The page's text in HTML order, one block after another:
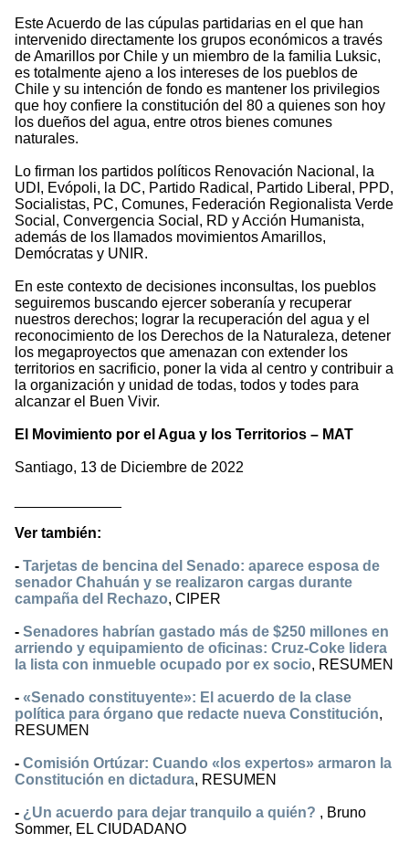
Este Acuerdo de las cúpulas partidarias en el que han
intervenido directamente los grupos económicos a través
de Amarillos por Chile y un miembro de la familia Luksic,
es totalmente ajeno a los intereses de los pueblos de
Chile y su intención de fondo es mantener los privilegios
que hoy confiere la constitución del 80 a quienes son hoy
los dueños del agua, entre otros bienes comunes
naturales.
Lo firman los partidos políticos Renovación Nacional, la
UDI, Evópoli, la DC, Partido Radical, Partido Liberal, PPD,
Socialistas, PC, Comunes, Federación Regionalista Verde
Social, Convergencia Social, RD y Acción Humanista,
además de los llamados movimientos Amarillos,
Demócratas y UNIR.
En este contexto de decisiones inconsultas, los pueblos
seguiremos buscando ejercer soberanía y recuperar
nuestros derechos; lograr la recuperación del agua y el
reconocimiento de los Derechos de la Naturaleza, detener
los megaproyectos que amenazan con extender los
territorios en sacrificio, poner la vida al centro y contribuir a
la organización y unidad de todas, todos y todes para
alcanzar el Buen Vivir.
El Movimiento por el Agua y los Territorios – MAT
Santiago, 13 de Diciembre de 2022
Ver también:
- Tarjetas de bencina del Senado: aparece esposa de
senador Chahuán y se realizaron cargas durante
campaña del Rechazo, CIPER
- Senadores habrían gastado más de $250 millones en
arriendo y equipamiento de oficinas: Cruz-Coke lidera
la lista con inmueble ocupado por ex socio, RESUMEN
- «Senado constituyente»: El acuerdo de la clase
política para órgano que redacte nueva Constitución,
RESUMEN
- Comisión Ortúzar: Cuando «los expertos» armaron la
Constitución en dictadura, RESUMEN
- ¿Un acuerdo para dejar tranquilo a quién? , Bruno
Sommer, EL CIUDADANO